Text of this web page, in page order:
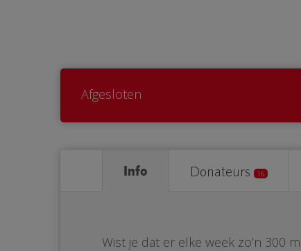
Afgesloten
Info Donateurs 16
Wist je dat er elke week zo’n 300